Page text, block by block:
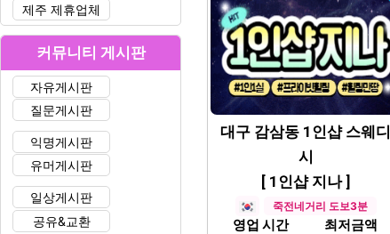
대구 감삼동 1인샵 스웨디
시
[ 1인샵 지나 ]
죽전네거리 도보3분
영업 시간 최저금액
제주 제휴업체
커뮤니티 게시판
자유게시판
질문게시판
익명게시판
유머게시판
일상게시판
공유&교환